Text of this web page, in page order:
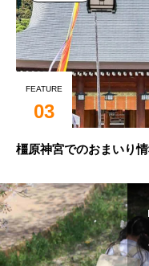
FEATURE
03
橿原神宮でのおまいり